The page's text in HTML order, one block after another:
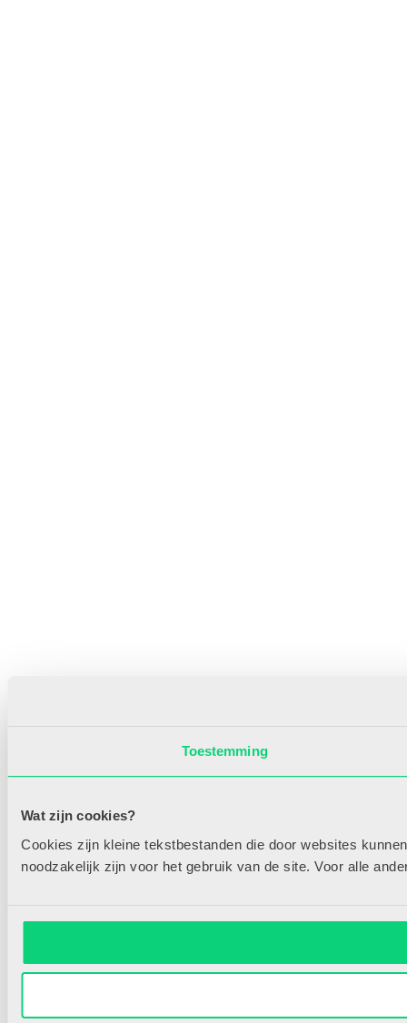
Toestemming
Wat zijn cookies?
Cookies zijn kleine tekstbestanden die door websites
noodzakelijk zijn voor het gebruik van de site. Voor alle